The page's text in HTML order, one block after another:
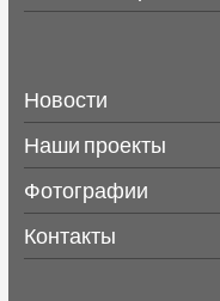
Новости
Наши проекты
Фотографии
Контакты